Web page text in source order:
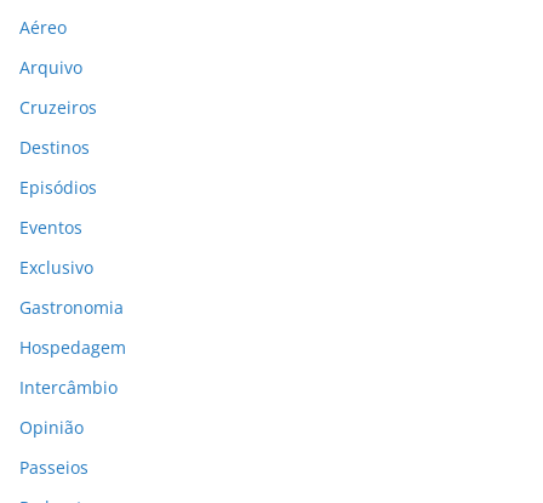
Aéreo
Arquivo
Cruzeiros
Destinos
Episódios
Eventos
Exclusivo
Gastronomia
Hospedagem
Intercâmbio
Opinião
Passeios